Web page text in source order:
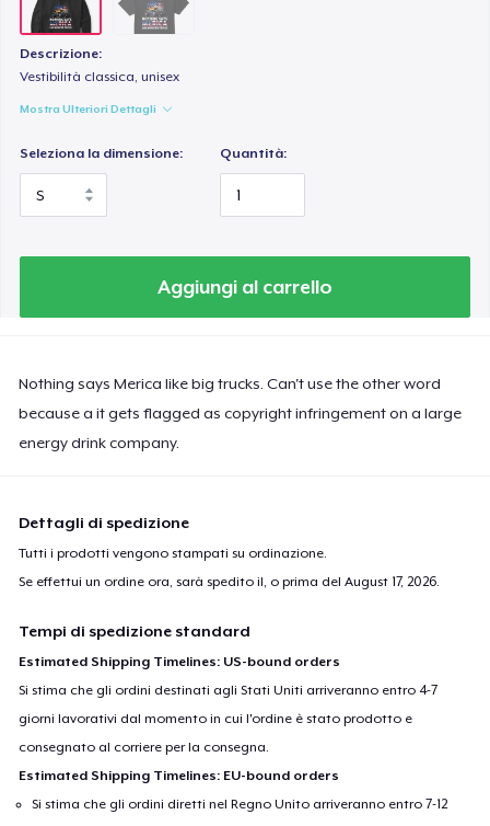
Descrizione:
Vestibilità classica, unisex
Mostra Ulteriori Dettagli
Seleziona la dimensione: Quantità:
Aggiungi al carrello
Nothing says Merica like big trucks. Can't use the other word
because a it gets flagged as copyright infringement on a large
energy drink company.
Dettagli di spedizione
Tutti i prodotti vengono stampati su ordinazione.
Se effettui un ordine ora, sarà spedito il, o prima delAugust 17, 2026.
Tempi di spedizione standard
Estimated Shipping Timelines: US-bound orders
Si stima che gli ordini destinati agli Stati Uniti arriveranno entro 4-7
giorni lavorativi dal momento in cui l'ordine è stato prodotto e
consegnato al corriere per la consegna.
Estimated Shipping Timelines: EU-bound orders
Si stima che gli ordini diretti nel Regno Unito arriveranno entro 7-12